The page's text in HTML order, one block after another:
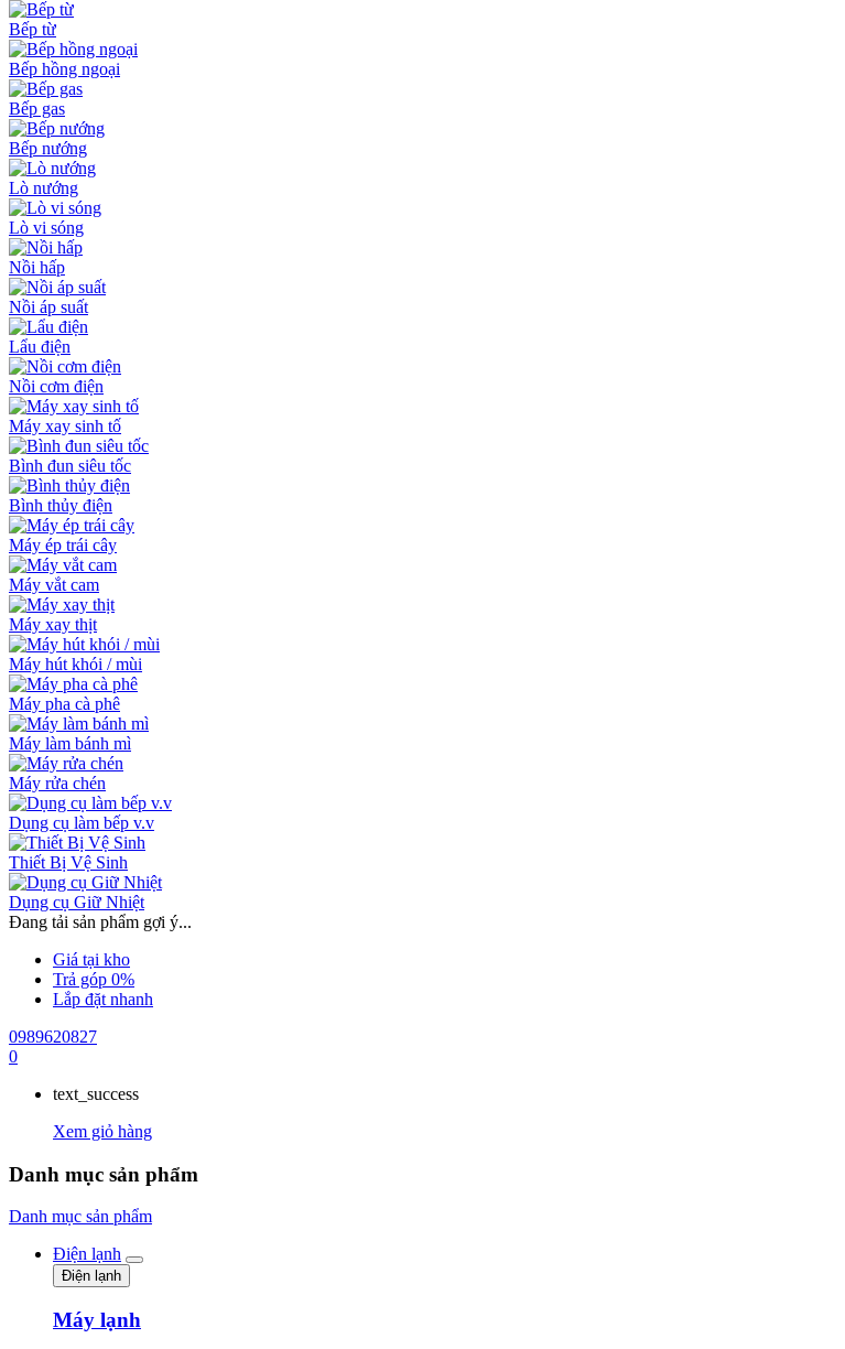
Bếp từ
Bếp hồng ngoại
Bếp gas
Bếp nướng
Lò nướng
Lò vi sóng
Nồi hấp
Nồi áp suất
Lẩu điện
Nồi cơm điện
Máy xay sinh tố
Bình đun siêu tốc
Bình thủy điện
Máy ép trái cây
Máy vắt cam
Máy xay thịt
Máy hút khói / mùi
Máy pha cà phê
Máy làm bánh mì
Máy rửa chén
Dụng cụ làm bếp v.v
Thiết Bị Vệ Sinh
Dụng cụ Giữ Nhiệt
Đang tải sản phẩm gợi ý...
Giá tại kho
Trả góp 0%
Lắp đặt nhanh
0989620827
0
text_success
Xem giỏ hàng
Danh mục sản phẩm
Danh mục sản phẩm
Điện lạnh
Điện lạnh
Máy lạnh